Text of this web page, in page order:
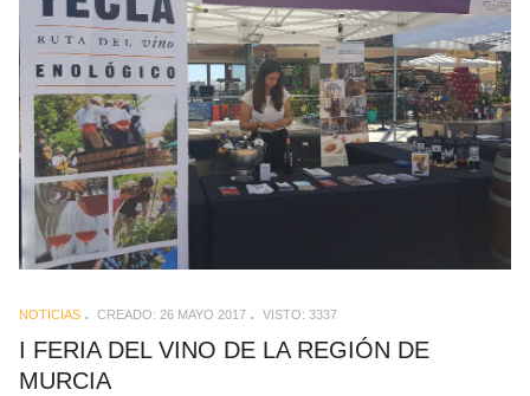
NOTICIAS CREADO: 26 MAYO 2017 VISTO: 3337
I FERIA DEL VINO DE LA REGIÓN DE
MURCIA